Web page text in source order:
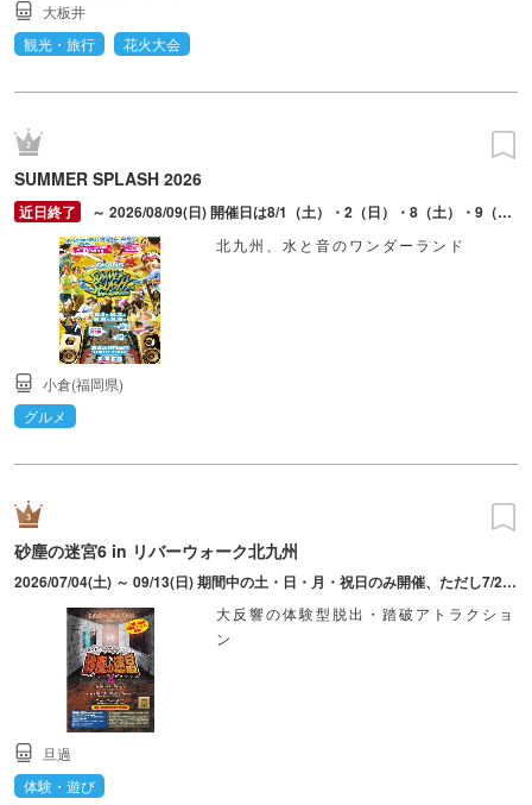
大板井
観光・旅行
花火大会
SUMMER SPLASH 2026
～ 2026/08/09(日) 開催日は8/1（土）・2（日）・8（土）・9（日）。
北九州、水と音のワンダーランド
小倉(福岡県)
グルメ
砂塵の迷宮6 in リバーウォーク北九州
2026/07/04(土) ～ 09/13(日) 期間中の土・日・月・祝日のみ開催、ただし7/25(土)～8/31(月)は毎日開催。平日13:00～、土日祝11:00～（最終受付18:00）。
大反響の体験型脱出・踏破アトラクショ
ン
旦過
体験・遊び